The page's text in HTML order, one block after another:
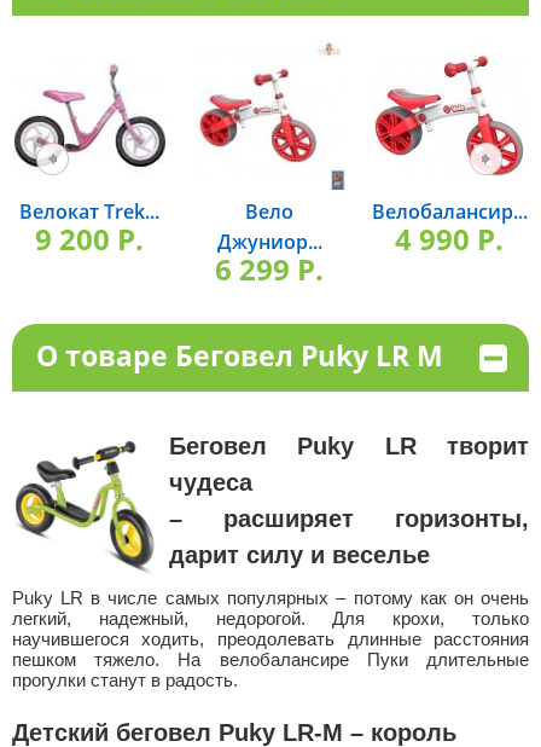
Велокат Trek...
9 200 P.
Вело
Джуниор...
6 299 P.
Велобалансир...
4 990 P.
О товаре Беговел Puky LR M
Беговел Puky LR творит
чудеса
– расширяет горизонты,
дарит силу и веселье
Puky LR в числе самых популярных – потому как он очень
легкий, надежный, недорогой. Для крохи, только
научившегося ходить, преодолевать длинные расстояния
пешком тяжело. На велобалансире Пуки длительные
прогулки станут в радость.
Детский беговел Puky LR-M – король